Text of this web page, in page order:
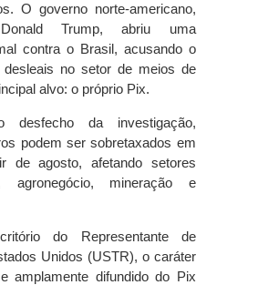
O governo norte-americano,
Trump, abriu uma
contra o Brasil, acusando o
no setor de meios de
alvo: o próprio Pix.
desfecho da investigação,
podem ser sobretaxados em
de agosto, afetando setores
agronegócio, mineração e
do Representante de
Unidos (USTR), o caráter
amplamente difundido do Pix